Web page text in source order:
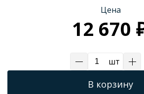
Цена
12 670
шт
В корзину